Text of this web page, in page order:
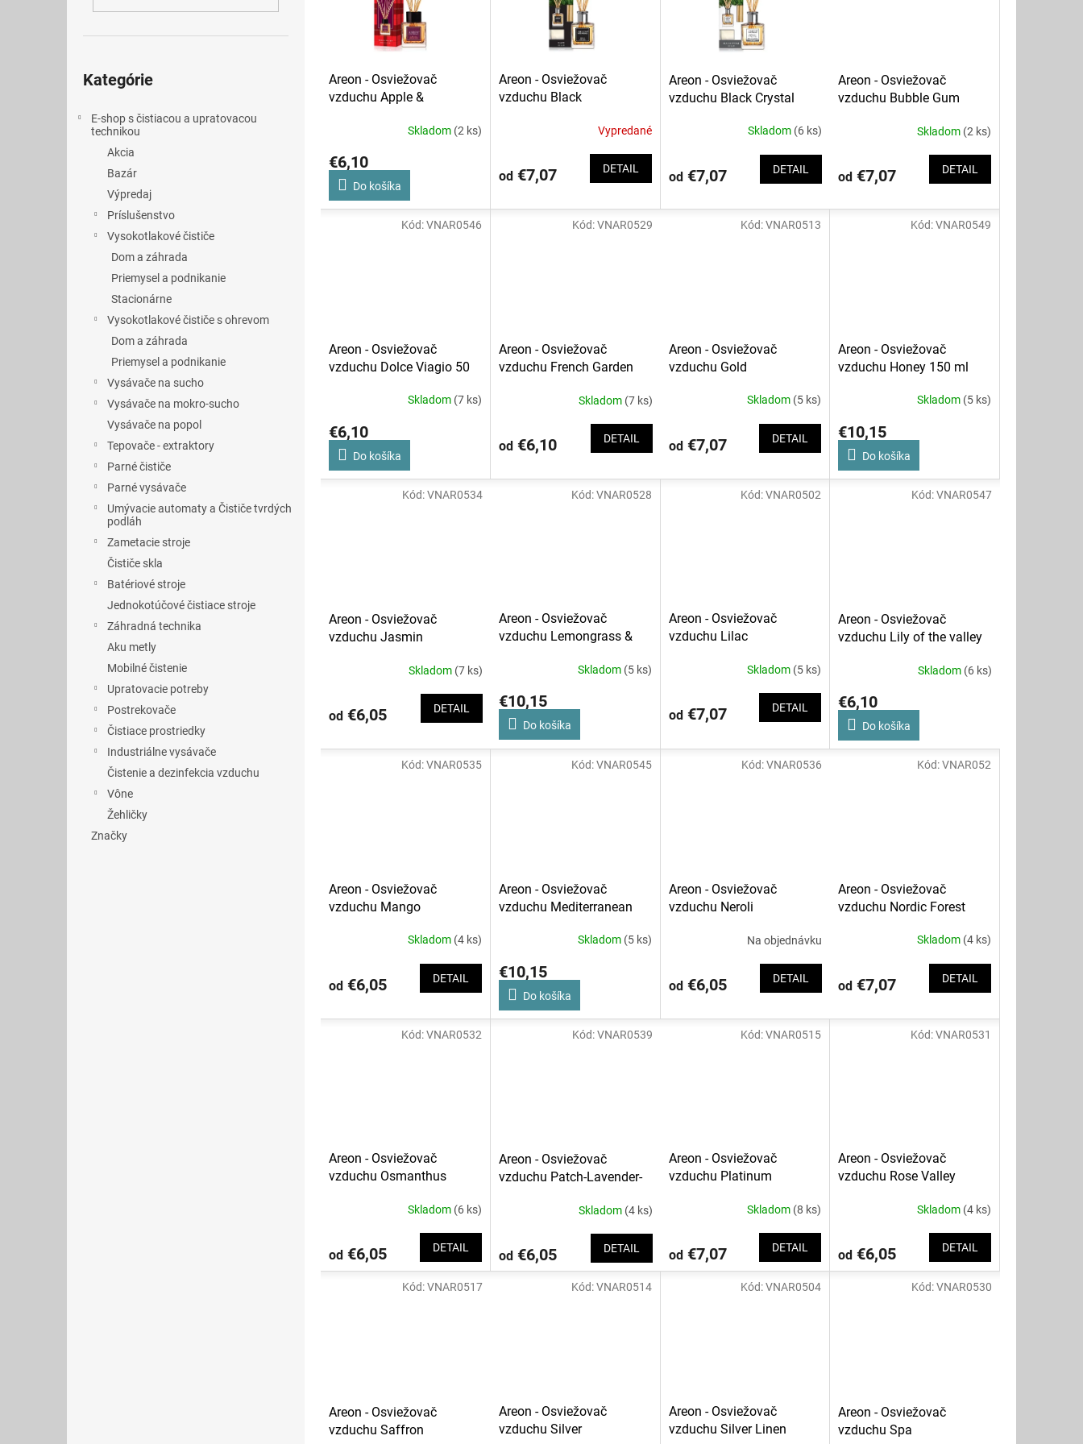
kategórie
Kategórie
E-shop s čistiacou a upratovacou
technikou
Akcia
Bazár
Výpredaj
Príslušenstvo
Vysokotlakové čističe
Dom a záhrada
Priemysel a podnikanie
Stacionárne
Vysokotlakové čističe s ohrevom
Dom a záhrada
Priemysel a podnikanie
Vysávače na sucho
Vysávače na mokro-sucho
Vysávače na popol
Tepovače - extraktory
Parné čističe
Parné vysávače
Umývacie automaty a Čističe tvrdých
podláh
Zametacie stroje
Čističe skla
Batériové stroje
Jednokotúčové čistiace stroje
Záhradná technika
Aku metly
Mobilné čistenie
Upratovacie potreby
Postrekovače
Čistiace prostriedky
Industriálne vysávače
Čistenie a dezinfekcia vzduchu
Vône
Žehličky
Značky
Areon - Osviežovač
vzduchu Apple &
Skladom (2 ks)
€6,10
Do košíka
Areon - Osviežovač
vzduchu Black
Vypredané
od€7,07 DETAIL
Areon - Osviežovač
vzduchu Black Crystal
Skladom (6 ks)
od€7,07 DETAIL
Areon - Osviežovač
vzduchu Bubble Gum
Skladom (2 ks)
od €7,07 DETAIL
Areon - Osviežovač
vzduchu Dolce Viagio 50
Skladom (7 ks)
€6,10
Do košíka
Kód:VNAR0546
Areon - Osviežovač
vzduchu French Garden
Skladom (7 ks)
od€6,10 DETAIL
Kód:VNAR0529
Areon - Osviežovač
vzduchu Gold
Skladom (5 ks)
od€7,07 DETAIL
Kód:VNAR0513
Areon - Osviežovač
vzduchu Honey 150 ml
Skladom (5 ks)
€10,15
Do košíka
Kód:VNAR0549
Areon - Osviežovač
vzduchu Jasmin
Skladom (7 ks)
od €6,05 DETAIL
Kód:VNAR0534
Areon - Osviežovač
vzduchu Lemongrass &
Skladom (5 ks)
€10,15
Do košíka
Kód:VNAR0528
Areon - Osviežovač
vzduchu Lilac
Skladom (5 ks)
od€7,07 DETAIL
Kód:VNAR0502
Areon - Osviežovač
vzduchu Lily of the valley
Skladom (6 ks)
€6,10
Do košíka
Kód:VNAR0547
Areon - Osviežovač
vzduchu Mango
Skladom (4 ks)
od €6,05 DETAIL
Kód:VNAR0535
Areon - Osviežovač
vzduchu Mediterranean
Skladom (5 ks)
€10,15
Do košíka
Kód:VNAR0545
Areon - Osviežovač
vzduchu Neroli
Na objednávku
od€6,05 DETAIL
Kód:VNAR0536
Areon - Osviežovač
vzduchu Nordic Forest
je
z
Skladom (4 ks)
od €7,07 DETAIL
Kód:VNAR052
Areon - Osviežovač
vzduchu Osmanthus
Skladom (6 ks)
od €6,05 DETAIL
Kód:VNAR0532
Areon - Osviežovač
vzduchu Patch-Lavender-
Skladom (4 ks)
od€6,05 DETAIL
Kód:VNAR0539
Areon - Osviežovač
vzduchu Platinum
Skladom (8 ks)
od€7,07 DETAIL
Kód:VNAR0515
Areon - Osviežovač
vzduchu Rose Valley
Skladom (4 ks)
od €6,05 DETAIL
Kód:VNAR0531
Areon - Osviežovač
vzduchu Saffron
Kód:VNAR0517
Areon - Osviežovač
vzduchu Silver
Kód:VNAR0514
Areon - Osviežovač
vzduchu Silver Linen
Kód:VNAR0504
Areon - Osviežovač
vzduchu Spa
Kód:VNAR0530